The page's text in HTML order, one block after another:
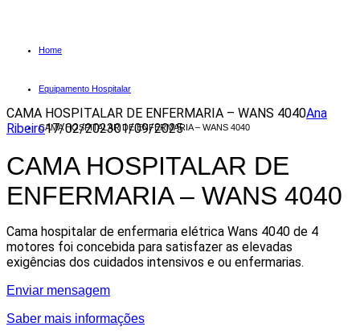
Home
Equipamento Hospitalar
CAMA HOSPITALAR DE ENFERMARIA – WANS 4040
CAMA HOSPITALAR DE ENFERMARIA – WANS 4040Ana
Ribeiro17/02/202301/09/2025
CAMA HOSPITALAR DE
ENFERMARIA – WANS 4040
Cama hospitalar de enfermaria elétrica Wans 4040 de 4
motores foi concebida para satisfazer as elevadas
exigências dos cuidados intensivos e ou enfermarias.
Enviar mensagem
Saber mais informações